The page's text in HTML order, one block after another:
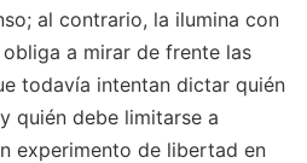
al contrario, la ilumina con
a mirar de frente las
todavía intentan dictar quién
quién debe limitarse a
experimento de libertad en